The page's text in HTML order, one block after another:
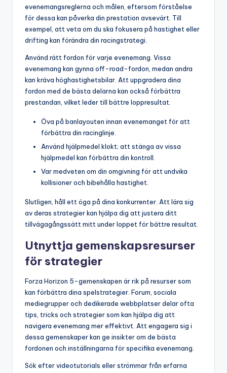
evenemangsreglerna och målen, eftersom förståelse
för dessa kan påverka din prestation avsevärt. Till
exempel, att veta om du ska fokusera på hastighet eller
drifting kan förändra din racingstrategi.
Använd rätt fordon för varje evenemang. Vissa
evenemang kan gynna off-road-fordon, medan andra
kan kräva höghastighetsbilar. Att uppgradera dina
fordon med de bästa delarna kan också förbättra
prestandan, vilket leder till bättre loppresultat.
Öva på banlayouten innan evenemanget för att
förbättra din racinglinje.
Använd hjälpmedel klokt; att stänga av vissa
hjälpmedel kan förbättra din kontroll.
Var medveten om din omgivning för att undvika
kollisioner och bibehålla hastighet.
Slutligen, håll ett öga på dina konkurrenter. Att lära sig
av deras strategier kan hjälpa dig att justera ditt
tillvägagångssätt mitt under loppet för bättre resultat.
Utnyttja gemenskapsresurser
för strategier
Forza Horizon 5-gemenskapen är rik på resurser som
kan förbättra dina spelstrategier. Forum, sociala
mediegrupper och dedikerade webbplatser delar ofta
tips, tricks och strategier som kan hjälpa dig att
navigera evenemang mer effektivt. Att engagera sig i
dessa gemenskaper kan ge insikter om de bästa
fordonen och inställningarna för specifika evenemang.
Sök efter videotutorials eller strömmar från erfarna